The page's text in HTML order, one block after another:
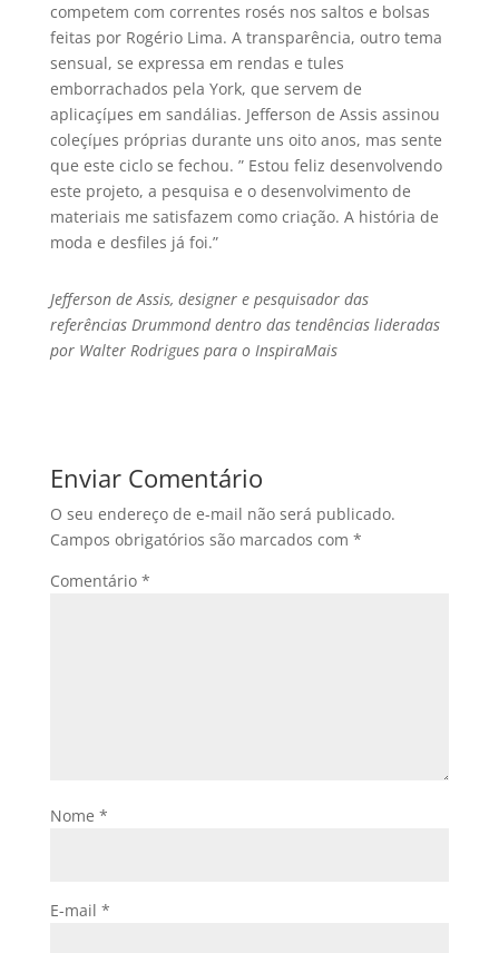
competem com correntes rosés nos saltos e bolsas
feitas por Rogério Lima. A transparência, outro tema
sensual, se expressa em rendas e tules
emborrachados pela York, que servem de
aplicaçíµes em sandálias. Jefferson de Assis assinou
coleçíµes próprias durante uns oito anos, mas sente
que este ciclo se fechou. ” Estou feliz desenvolvendo
este projeto, a pesquisa e o desenvolvimento de
materiais me satisfazem como criação. A história de
moda e desfiles já foi.”
Jefferson de Assis, designer e pesquisador das
referências Drummond dentro das tendências lideradas
por Walter Rodrigues para o InspiraMais
Enviar Comentário
O seu endereço de e-mail não será publicado.
Campos obrigatórios são marcados com *
Comentário *
Nome *
E-mail *